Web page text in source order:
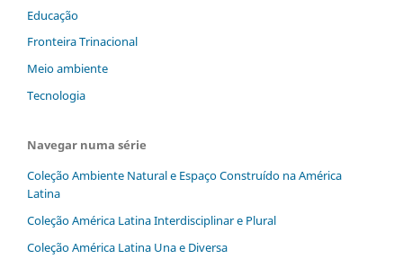
Educação
Fronteira Trinacional
Meio ambiente
Tecnologia
Navegar numa série
Coleção Ambiente Natural e Espaço Construído na América
Latina
Coleção América Latina Interdisciplinar e Plural
Coleção América Latina Una e Diversa